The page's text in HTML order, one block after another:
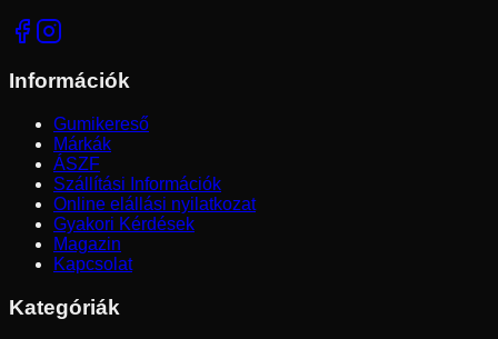
Információk
Gumikereső
Márkák
ÁSZF
Szállítási Információk
Online elállási nyilatkozat
Gyakori Kérdések
Magazin
Kapcsolat
Kategóriák